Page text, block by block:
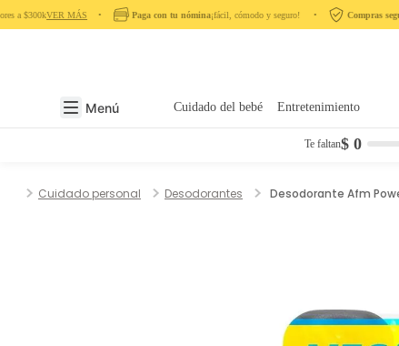
a $300kVER MÁS‎ ‎ ‎ ‎ •‎ ‎ ‎ ‎ Paga con tu nómina¡fácil, cómodo y seguro! ‎ ‎ ‎ ‎ •‎ ‎ ‎ ‎ Compras
Menú Cuidado del bebé Entretenimiento
Te faltan$ 0
Cuidado personal Desodorantes Desodorante Afm